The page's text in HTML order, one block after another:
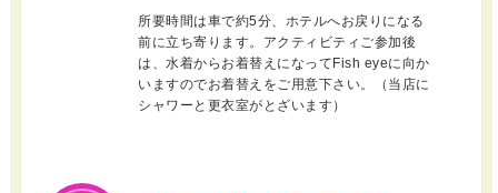
所要時間は車で約5分、ホテルへお戻りになる
前に立ち寄ります。アクティビティご参加後
は、水着からお着替えになってFish eyeに向か
いますのでお着替えをご用意下さい。（当店に
シャワーと更衣室がとざいます）